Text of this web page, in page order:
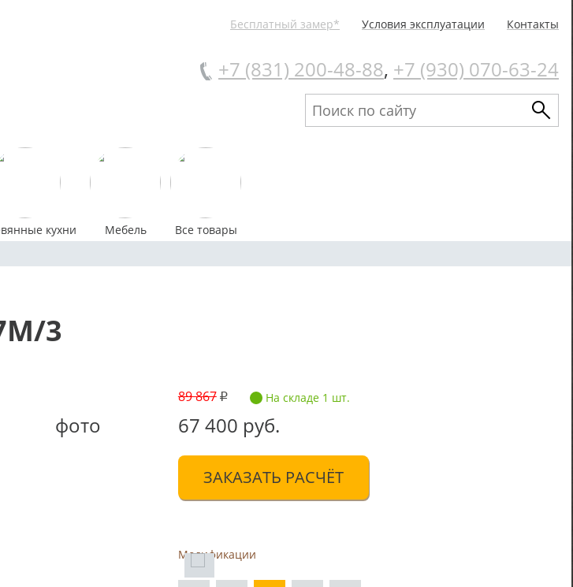
+7 (831) 200-48-88, +7 (930) 070-63-24
Бесплатный замер* Условия эксплуатации Контакты
кухни Мебель Все товары
3
фото
89 867 На складе 1 шт.
67 400 руб.
ЗАКАЗАТЬ РАСЧЁТ
Модификации